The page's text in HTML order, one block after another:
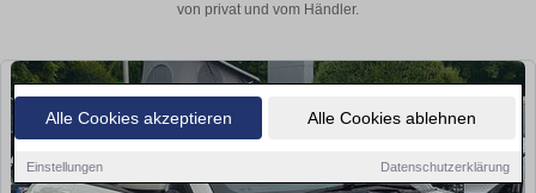
Alle Cookies akzeptieren Alle Cookies ablehnen
Einstellungen Datenschutzerklärung
von privat und vom Händler.